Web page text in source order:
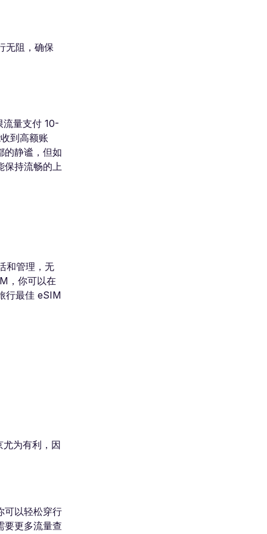
无阻，确保
流量支付 10-
到高额账
的静谧，但如
保持流畅的上
和管理，无
，你可以在
行最佳 eSIM
为有利，因
可以轻松穿行
要更多流量查